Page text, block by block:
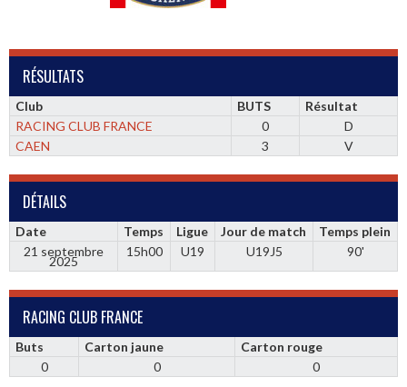
RÉSULTATS
Club BUTS
Résultat
RACING CLUB FRANCE
0
D
CAEN
3 V
DÉTAILS
Date Temps Ligue Jour de match
Temps plein
21 septembre
2025
15h00 U19 U19J5 90'
RACING CLUB FRANCE
Buts Carton jaune
Carton rouge
0
0 0